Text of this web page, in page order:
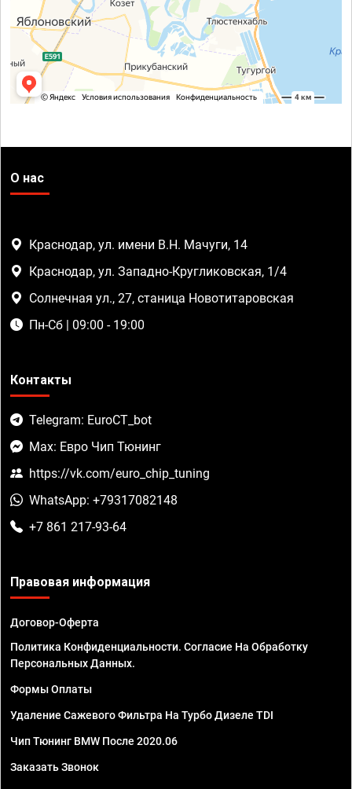
О нас
Краснодар, ул. имени В.Н. Мачуги, 14
Краснодар, ул. Западно-Кругликовская, 1/4
Солнечная ул., 27, станица Новотитаровская
Пн-Сб | 09:00 - 19:00
Контакты
Telegram: EuroCT_bot
Max: Евро Чип Тюнинг
https://vk.com/euro_chip_tuning
WhatsApp: +79317082148
+7 861 217-93-64
Правовая информация
Договор-Оферта
Политика Конфиденциальности. Согласие На Обработку
Персональных Данных.
Формы Оплаты
Удаление Сажевого Фильтра На Турбо Дизеле TDI
Чип Тюнинг BMW После 2020.06
Заказать Звонок